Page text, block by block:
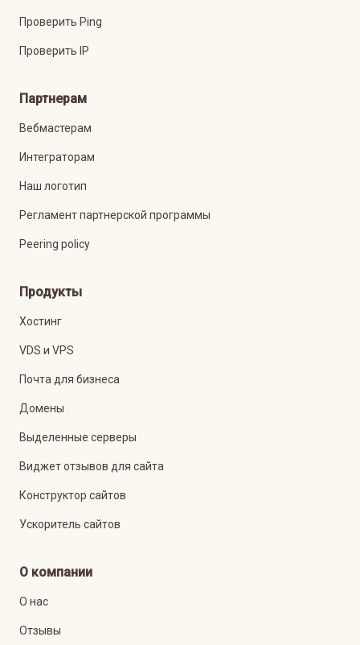
Проверить Ping
Проверить IP
Партнерам
Вебмастерам
Интеграторам
Наш логотип
Регламент партнерской программы
Peering policy
Продукты
Хостинг
VDS и VPS
Почта для бизнеса
Домены
Выделенные серверы
Виджет отзывов для сайта
Конструктор сайтов
Ускоритель сайтов
О компании
О нас
Отзывы